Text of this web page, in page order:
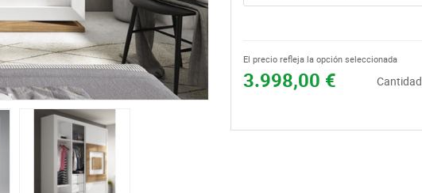
3.998,00 €
El precio refleja la opción seleccionada
Cantidad